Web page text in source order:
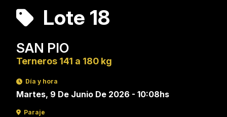
Lote 18
SAN PIO
Terneros 141 a 180 kg
Día y hora
Martes, 9 De Junio De 2026 - 10:08hs
Paraje